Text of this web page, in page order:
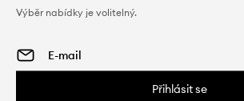
Výběr nabídky je volitelný.
Přihlásit se